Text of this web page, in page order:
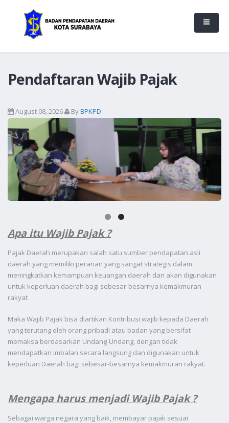
Pendaftaran Wajib Pajak
August 08, 2026 ByBPKPD
Apa itu Wajib Pajak ?
Pajak Daerah merupakan salah satu sumber pendapatan asli
daerah yang memiliki peranan yang sangat strategis dalam
meningkatkan kemampuan keuangan daerah dan akan digunakan
untuk keperluan daerah bagi sebesar-besarnya kemakmuran
rakyat
Maka Wajib Pajak bisa diartikan Kontribusi wajib kepada Daerah
yang terutang oleh orang pribadi atau badan yang bersifat
memaksa berdasarkan Undang-Undang, dengan tidak
mendapatkan imbalan secara langsung dan digunakan untuk
keperluan Daerah bagi sebesar-besarnya kemakmuran rakyat.
Mengapa harus menjadi Wajib Pajak ?
Sebagai warga negara yang baik, membayar pajak sesuai